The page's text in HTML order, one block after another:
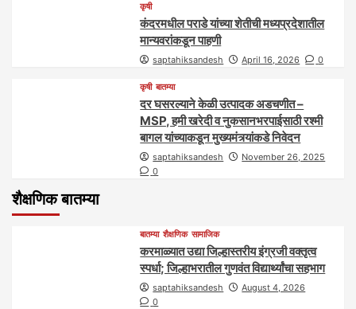
कृषी
कंदरमधील पराडे यांच्या शेतीची मध्यप्रदेशातील
मान्यवरांकडून पाहणी
saptahiksandesh April 16, 2026 0
कृषी बातम्या
दर घसरल्याने केळी उत्पादक अडचणीत –
MSP, हमी खरेदी व नुकसानभरपाईसाठी रश्मी
बागल यांच्याकडून मुख्यमंत्र्यांकडे निवेदन
saptahiksandesh
November 26, 2025
0
शैक्षणिक बातम्या
बातम्या शैक्षणिक सामाजिक
करमाळ्यात उद्या जिल्हास्तरीय इंग्रजी वक्तृत्व
स्पर्धा; जिल्हाभरातील गुणवंत विद्यार्थ्यांचा सहभाग
saptahiksandesh
August 4, 2026
0